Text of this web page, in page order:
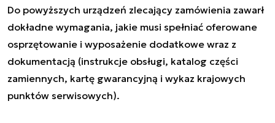
Do powyższych urządzeń zlecający zamówienia zawarł
dokładne wymagania, jakie musi spełniać oferowane
osprzętowanie i wyposażenie dodatkowe wraz z
dokumentacją (instrukcje obsługi, katalog części
zamiennych, kartę gwarancyjną i wykaz krajowych
punktów serwisowych).